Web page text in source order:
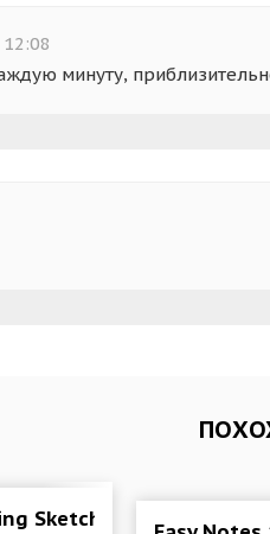
минуту,
Mod (VIP)
Sketch, Text Note 3.9